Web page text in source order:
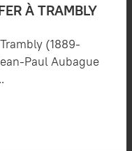
À TRAMBLY
(1889-
Paul Aubague